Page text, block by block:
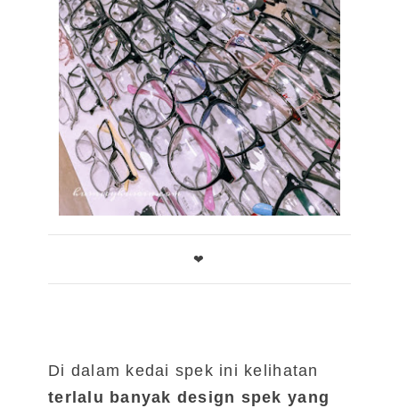
❤
Di dalam kedai spek ini kelihatan
terlalu banyak design spek yang